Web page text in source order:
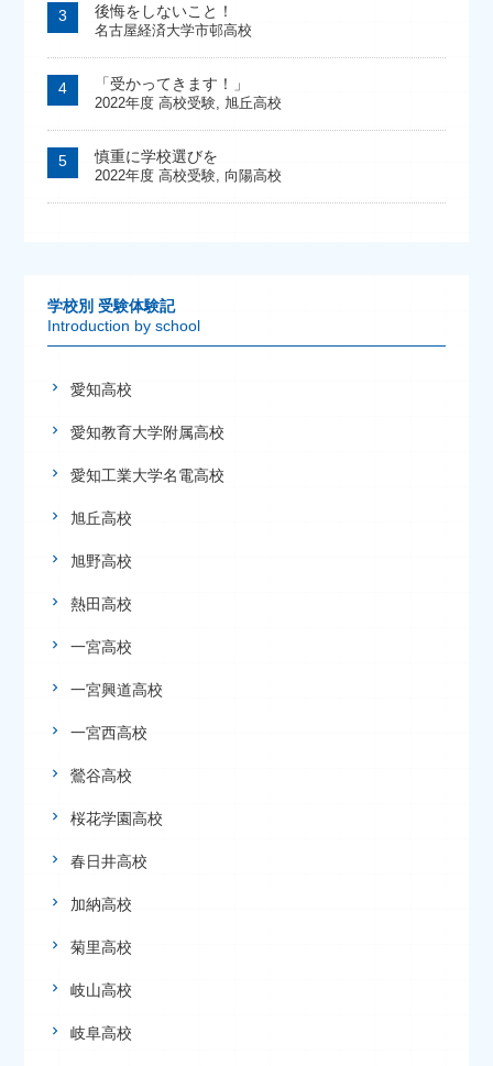
後悔をしないこと！
名古屋経済大学市邨高校
「受かってきます！」
2022年度 高校受験, 旭丘高校
慎重に学校選びを
2022年度 高校受験, 向陽高校
学校別 受験体験記
Introduction by school
愛知高校
愛知教育大学附属高校
愛知工業大学名電高校
旭丘高校
旭野高校
熱田高校
一宮高校
一宮興道高校
一宮西高校
鶯谷高校
桜花学園高校
春日井高校
加納高校
菊里高校
岐山高校
岐阜高校